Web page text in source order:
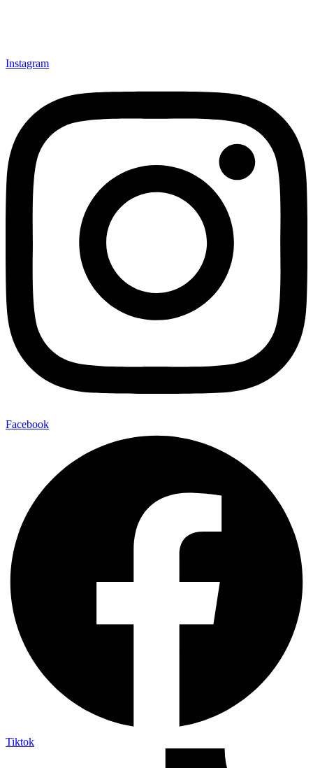
Instagram
Facebook
Tiktok